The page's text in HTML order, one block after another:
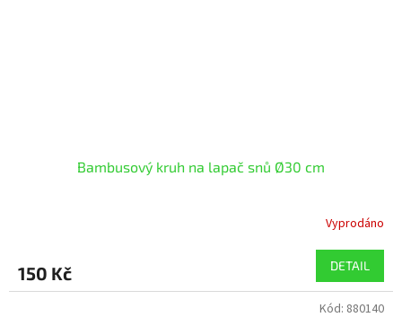
Bambusový kruh na lapač snů Ø30 cm
Vyprodáno
150 Kč DETAIL
Kód: 880140